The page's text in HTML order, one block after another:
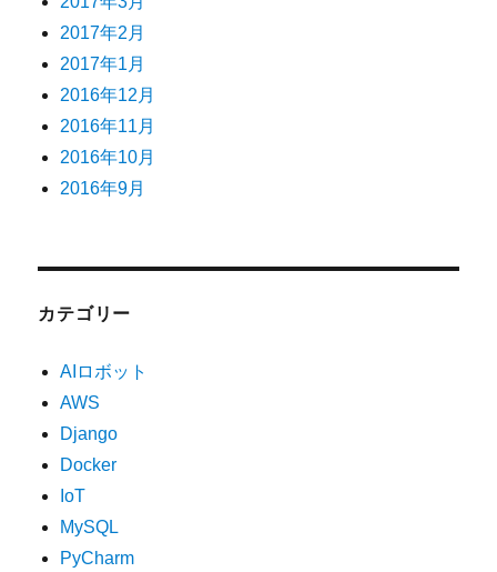
2017年2月
2017年1月
2016年12月
2016年11月
2016年10月
2016年9月
カテゴリー
AIロボット
AWS
Django
Docker
IoT
MySQL
PyCharm